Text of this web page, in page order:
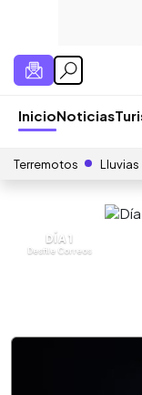
InicioNoticias
Terremotos Lluvias
DÍA 1
Desfile Correos